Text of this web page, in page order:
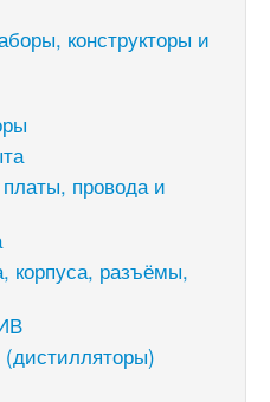
конструкторы и
провода и
корпуса, разъёмы,